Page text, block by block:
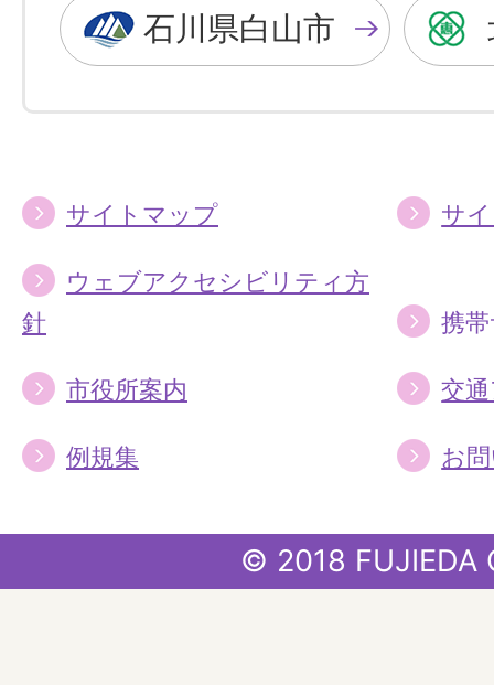
色
に
色
に
石川県白山市
サイトマップ サ
ウェブアクセシビリティ方
針
携
市役所案内 交
例規集 お
© 2018 FUJIEDA